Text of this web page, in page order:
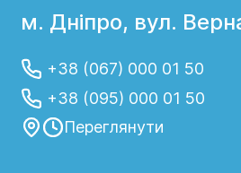
м. Дніпро, вул.
+38 (067) 000 01 50
+38 (095) 000 01 50
Переглянути